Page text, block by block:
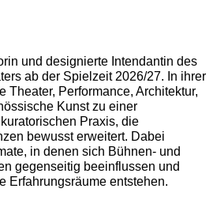
und designierte Intendantin des
ab der Spielzeit 2026/27. In ihrer
Theater, Performance, Architektur,
Kunst zu einer
Praxis, die
bewusst erweitert. Dabei
in denen sich Bühnen- und
gegenseitig beeinflussen und
Erfahrungsräume entstehen.